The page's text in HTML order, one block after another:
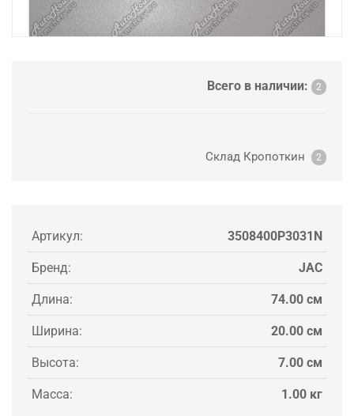
Всего в наличии: 2
Склад Кропоткин 2
Артикул: 3508400P3031N
Бренд: JAC
Длина: 74.00 см
Ширина: 20.00 см
Высота: 7.00 см
Масса: 1.00 кг